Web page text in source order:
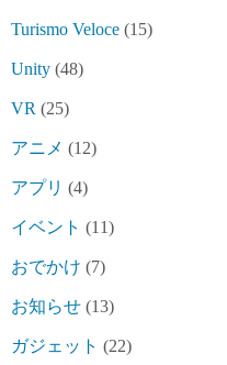
Turismo Veloce (15)
Unity (48)
VR (25)
アニメ (12)
アプリ (4)
イベント (11)
おでかけ (7)
お知らせ (13)
ガジェット (22)